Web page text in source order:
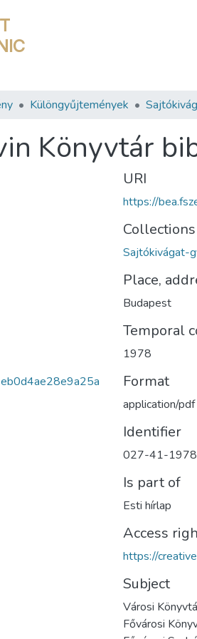
Különgyűjtemények
Könyvtár
URI
https://
Collections
Sajtókivágat-
Place,
Budapest
Temporal
1978
Format
application/pdf
Identifier
027-41-
Is part of
Esti hírlap
Access
https://
Subject
Városi
Fővárosi